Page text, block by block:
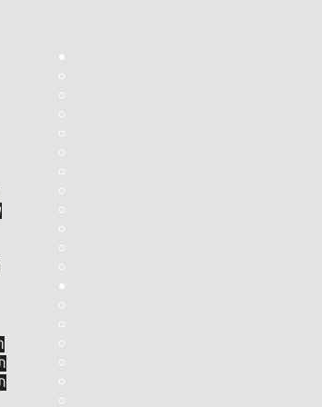
הזמנתי מהשף ארז שטרן מגשי אוכל דרך